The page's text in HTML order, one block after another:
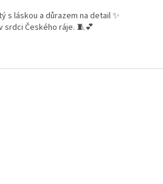
s láskou a důrazem na detail ✨
srdci Českého ráje. 🧵💕